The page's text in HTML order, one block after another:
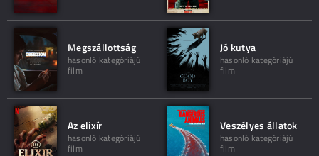
Megszállottság
hasonló kategóriájú
film
Jó kutya
hasonló kategóriájú
film
Az elixír
hasonló kategóriájú
film
Veszélyes állatok
hasonló kategóriájú
film